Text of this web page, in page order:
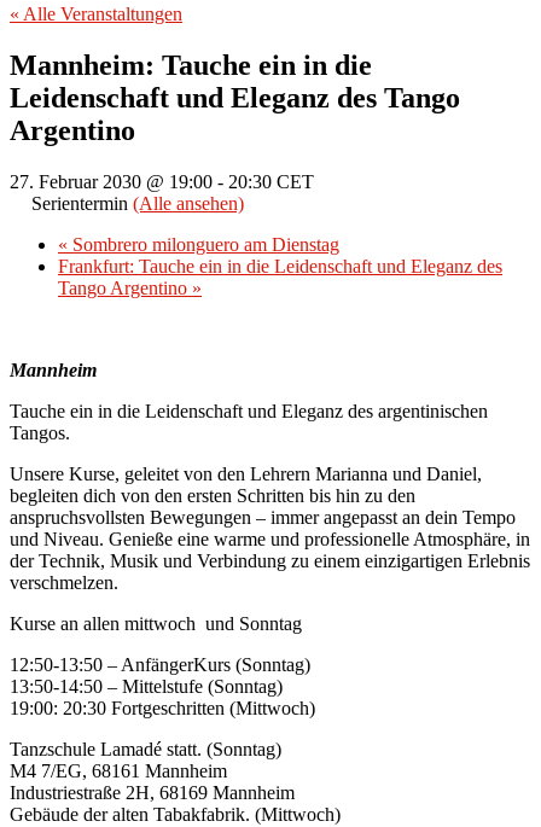
« Alle Veranstaltungen
Mannheim: Tauche ein in die
Leidenschaft und Eleganz des Tango
Argentino
27. Februar 2030 @ 19:00 - 20:30 CET
Serientermin (Alle ansehen)
« Sombrero milonguero am Dienstag
Frankfurt: Tauche ein in die Leidenschaft und Eleganz des
Tango Argentino »
Mannheim
Tauche ein in die Leidenschaft und Eleganz des argentinischen
Tangos.
Unsere Kurse, geleitet von den Lehrern Marianna und Daniel,
begleiten dich von den ersten Schritten bis hin zu den
anspruchsvollsten Bewegungen – immer angepasst an dein Tempo
und Niveau. Genieße eine warme und professionelle Atmosphäre, in
der Technik, Musik und Verbindung zu einem einzigartigen Erlebnis
verschmelzen.
Kurse an allen mittwoch und Sonntag
12:50-13:50 – AnfängerKurs (Sonntag)
13:50-14:50 – Mittelstufe (Sonntag)
19:00: 20:30 Fortgeschritten (Mittwoch)
Tanzschule Lamadé statt. (Sonntag)
M4 7/EG, 68161 Mannheim
Industriestraße 2H, 68169 Mannheim
Gebäude der alten Tabakfabrik. (Mittwoch)